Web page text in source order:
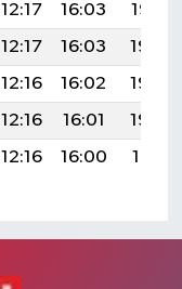
12:17 16:03
19:07
12:17 16:03
19:06
12:16 16:02
19:04
12:16 16:01
19:03
12:16 16:00 19:01